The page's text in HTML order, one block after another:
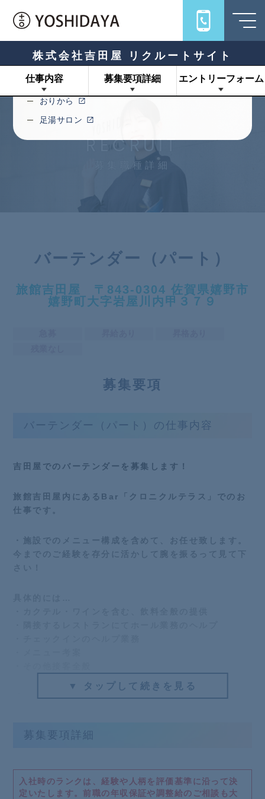
株式会社吉田屋 リクルートサイト
旅館吉田屋
うちろじ
キハコ
十一ロ
おりから
足湯サロン
仕事内容 募集要項詳細 エントリーフォーム
RECRUIT
募集職種詳細
バーテンダー（パート）
旅館吉田屋 〒843-0304 佐賀県嬉野市
嬉野町大字岩屋川内甲３７９
募 集要項
バーテンダー（パート）の仕事内容
吉田屋での バーテンダー を募集します！
旅館吉田屋内にあるBar「クロニクルテラス」でのお
仕事です。
・施設でのメニュー構成を含めて、お任せ致します。
今までのご経験を存分に活かして腕を振るって見て下
【おすすめポイント】
■残業ほぼなしで定時で帰れます！
■若いスタッフが多く、同年代で話しやすい
■若いスタッフを支えるベテランの先輩も優しい♪
▼ タップして続きを見る
募集要項詳細
入社時のランクは、経験や人柄を評価基準に沿って決
定いたします。前職の年収保証や調整給のご相談も大